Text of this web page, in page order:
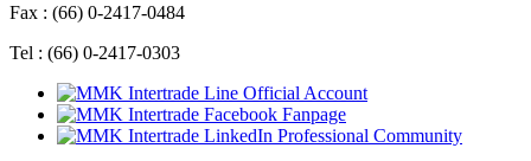
Fax : (66) 0-2417-0484
Tel : (66) 0-2417-0303